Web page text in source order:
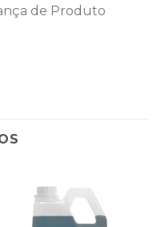
de Produto